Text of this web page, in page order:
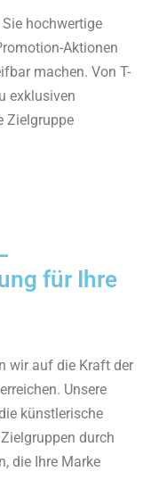
hochwertige
Aktionen
machen. Von T-
exklusiven
Zielgruppe
für Ihre
wir auf die Kraft der
Unsere
künstlerische
durch
die Ihre Marke